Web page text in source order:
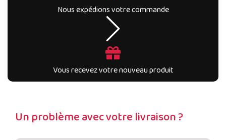
Nous expédions votre commande
Vous recevez votre nouveau produit
Un problème avec votre livraison ?